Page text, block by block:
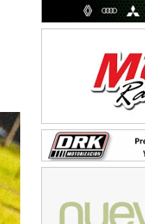
TUCUMANO - F5
Juan Navarro (Asfalto)